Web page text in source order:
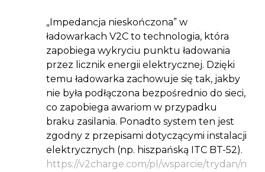
„Impedancja nieskończona” w
ładowarkach V2C to technologia, która
zapobiega wykryciu punktu ładowania
przez licznik energii elektrycznej. Dzięki
temu ładowarka zachowuje się tak, jakby
nie była podłączona bezpośrednio do sieci,
co zapobiega awariom w przypadku
braku zasilania. Ponadto system ten jest
zgodny z przepisami dotyczącymi instalacji
elektrycznych (np. hiszpańską ITC BT-52).
https://v2charge.com/pl/wsparcie/trydan/n